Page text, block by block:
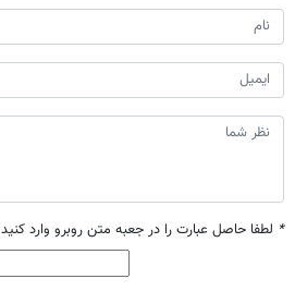
* لطفا حاصل عبارت را در جعبه متن روبرو وارد کنید